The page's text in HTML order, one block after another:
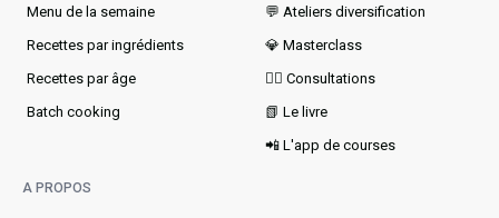
Menu de la semaine​
Recettes par ingrédients
Recettes par âge
Batch cooking
💬 Ateliers diversification
💎 Masterclass
👩‍⚕️ Consultations
📗 Le livre
📲 L'app de courses
A PROPOS